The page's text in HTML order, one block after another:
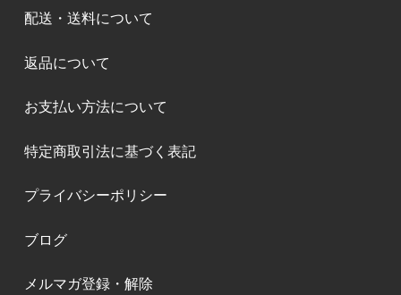
配送・送料について
返品について
お支払い方法について
特定商取引法に基づく表記
プライバシーポリシー
ブログ
メルマガ登録・解除